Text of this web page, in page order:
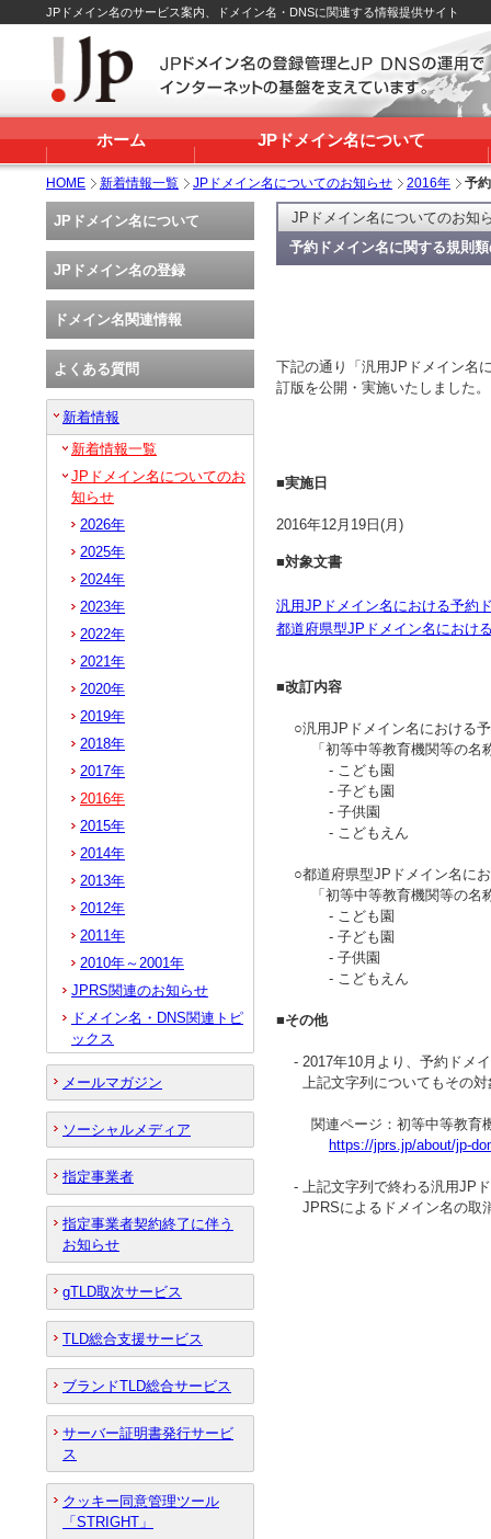
JPドメイン名のサービス案内、ドメイン名・DNSに関連する情報提供サイト
ホーム JPドメイン名について
HOME 新着情報一覧 JPドメイン名についてのお知らせ 2016年 予
JPドメイン名についてのお知
予約ドメイン名に関する規則
下記の通り「汎用JPドメイン名
訂版を公開・実施いたしました。
■実施日
2016年12月19日(月)
■対象文書
汎用JPドメイン名における予約
都道府県型JPドメイン名におけ
■改訂内容
○汎用JPドメイン名における
「初等中等教育機関等の名称
- こども園
- 子ども園
- 子供園
- こどもえん
○都道府県型JPドメイン名に
「初等中等教育機関等の名称
- こども園
- 子ども園
- 子供園
- こどもえん
■その他
- 2017年10月より、予約ドメ
上記文字列についてもその対
関連ページ：初等中等教育機
https://jprs.jp/about/jp-
- 上記文字列で終わる汎用JP
JPRSによるドメイン名の取
JPドメイン名について
JPドメイン名の登録
ドメイン名関連情報
よくある質問
新着情報
新着情報一覧
JPドメイン名についてのお
知らせ
2026年
2025年
2024年
2023年
2022年
2021年
2020年
2019年
2018年
2017年
2016年
2015年
2014年
2013年
2012年
2011年
2010年～2001年
JPRS関連のお知らせ
ドメイン名・DNS関連トピ
ックス
メールマガジン
ソーシャルメディア
指定事業者
指定事業者契約終了に伴う
お知らせ
gTLD取次サービス
TLD総合支援サービス
ブランドTLD総合サービス
サーバー証明書発行サービ
ス
クッキー同意管理ツール
「STRIGHT」